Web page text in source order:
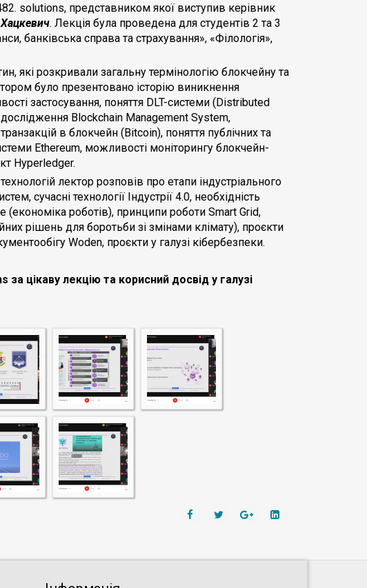
solutions, представником якої виступив керівник
. Лекція була проведена для студентів 2 та 3
банківська справа та страхування», «Філологія»,
які розкривали загальну термінологію блокчейну та
було презентовано історію виникнення
застосування, поняття DLT-системи (Distributed
Blockchain Management System,
в блокчейн (Bitcoin), поняття публічних та
Ethereum, можливості моніторингу блокчейн-
Hyperledger.
лектор розповів про етапи індустріального
сучасні технології Індустрії 4.0, необхідність
(економіка роботів), принципи роботи Smart Grid,
рішень для боротьби зі змінами клімату), проєкти
Woden, проєкти у галузі кібербезпеки.
за цікаву лекцію та корисний досвід у галузі